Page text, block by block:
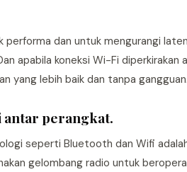
dan untuk mengurangi
apabila koneksi Wi-Fi diperkirakan
yang lebih baik dan tanpa gangguan.
antar perangkat.
seperti Bluetooth dan Wifi
gelombang radio untuk